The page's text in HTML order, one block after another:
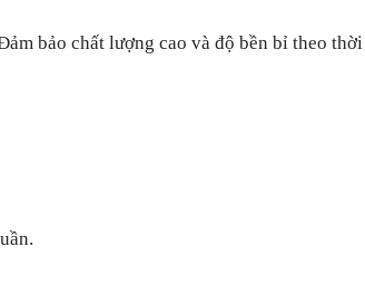
bảo chất lượng cao và độ bền bỉ theo thời